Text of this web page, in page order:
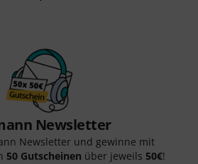
Newsletter
Newsletter und gewinne mit
50 Gutscheinen über jeweils 50€!